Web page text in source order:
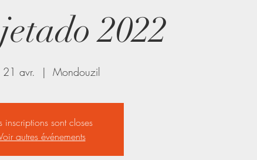
2022
21 avr.
  |
Mondouzil
inscriptions sont closes
autres événements